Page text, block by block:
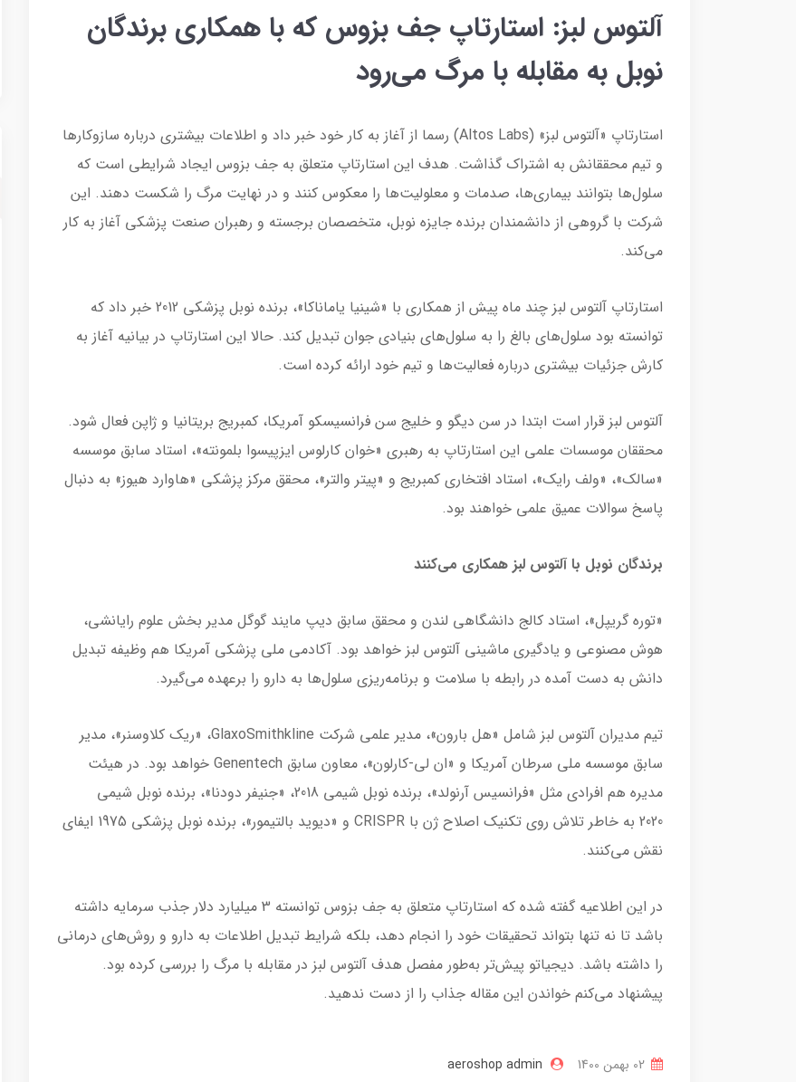
آلتوس لبز: استارتاپ جف بزوس که با همکاری برندگان
نوبل به مقابله با مرگ می‌رود
استارتاپ «آلتوس لبز» (Altos Labs) رسما از آغاز به کار خود خبر داد و اطلاعات بیشتری درباره سازوکارها
و تیم محققانش به اشتراک گذاشت. هدف این استارتاپ متعلق به جف بزوس ایجاد شرایطی است که
سلول‌ها بتوانند بیماری‌ها، صدمات و معلولیت‌ها را معکوس کنند و در نهایت مرگ را شکست دهند. این
شرکت با گروهی از دانشمندان برنده جایزه نوبل، متخصصان برجسته و رهبران صنعت پزشکی آغاز به کار
می‌کند.
استارتاپ آلتوس لبز چند ماه پیش از همکاری با «شینیا یاماناکا»، برنده نوبل پزشکی 2012 خبر داد که
توانسته بود سلول‌های بالغ را به سلول‌های بنیادی جوان تبدیل کند. حالا این استارتاپ در بیانیه آغاز به
کارش جزئیات بیشتری درباره فعالیت‌ها و تیم خود ارائه کرده است.
آلتوس لبز قرار است ابتدا در سن دیگو و خلیج سن فرانسیسکو آمریکا، کمبریج بریتانیا و ژاپن فعال شود.
محققان موسسات علمی این استارتاپ به رهبری «خوان کارلوس ایزپیسوا بلمونته»، استاد سابق موسسه
«سالک»، «ولف رایک»، استاد افتخاری کمبریج و «پیتر والتر»، محقق مرکز پزشکی «هاوارد هیوز» به دنبال
پاسخ سوالات عمیق علمی خواهند بود.
برندگان نوبل با آلتوس لبز همکاری می‌کنند
«توره گریپل»، استاد کالج دانشگاهی لندن و محقق سابق دیپ مایند گوگل مدیر بخش علوم رایانشی،
هوش مصنوعی و یادگیری ماشینی آلتوس لبز خواهد بود. آکادمی ملی پزشکی آمریکا هم وظیفه تبدیل
دانش به دست آمده در رابطه با سلامت و برنامه‌ریزی سلول‌ها به دارو را برعهده می‌گیرد.
تیم مدیران آلتوس لبز شامل «هل بارون»، مدیر علمی شرکت GlaxoSmithkline، «ریک کلاوسنر»، مدیر
سابق موسسه ملی سرطان آمریکا و «ان لی-کارلون»، معاون سابق Genentech خواهد بود. در هیئت
مدیره هم افرادی مثل «فرانسیس آرنولد»، برنده نوبل شیمی 2018، «جنیفر دودنا»، برنده نوبل شیمی
2020 به خاطر تلاش روی تکنیک اصلاح ژن با CRISPR و «دیوید بالتیمور»، برنده نوبل پزشکی 1975 ایفای
نقش می‌کنند.
در این اطلاعیه گفته شده که استارتاپ متعلق به جف بزوس توانسته 3 میلیارد دلار جذب سرمایه داشته
باشد تا نه تنها بتواند تحقیقات خود را انجام دهد، بلکه شرایط تبدیل اطلاعات به دارو و روش‌های درمانی
را داشته باشد. دیجیاتو پیش‌تر به‌طور مفصل هدف آلتوس لبز در مقابله با مرگ را بررسی کرده بود.
پیشنهاد می‌کنم خواندن این مقاله جذاب را از دست ندهید.
aeroshop admin